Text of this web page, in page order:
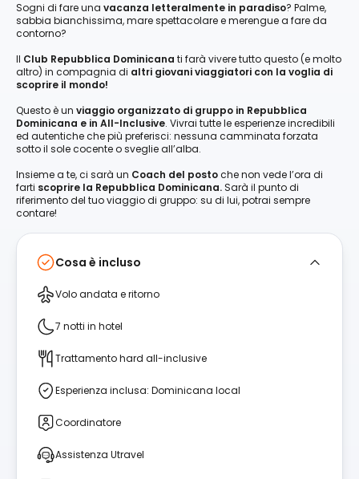
Sogni di fare una vacanza letteralmente in paradiso? Palme,
sabbia bianchissima, mare spettacolare e merengue a fare da
contorno?
Il Club Repubblica Dominicana ti farà vivere tutto questo (e molto
altro) in compagnia di altri giovani viaggiatori con la voglia di
scoprire il mondo!
Questo è un viaggio organizzato di gruppo in Repubblica
Dominicana e in All-Inclusive. Vivrai tutte le esperienze incredibili
ed autentiche che più preferisci: nessuna camminata forzata
sotto il sole cocente o sveglie all’alba.
Insieme a te, ci sarà un Coach del postoche non vede l’ora di
farti scoprire la Repubblica Dominicana.Sarà il punto di
riferimento del tuo viaggio di gruppo: su di lui, potrai sempre
contare!
Cosa è incluso
Volo andata e ritorno
7 notti in hotel
Trattamento hard all-inclusive
Esperienza inclusa: Dominicana local
Coordinatore
Assistenza Utravel